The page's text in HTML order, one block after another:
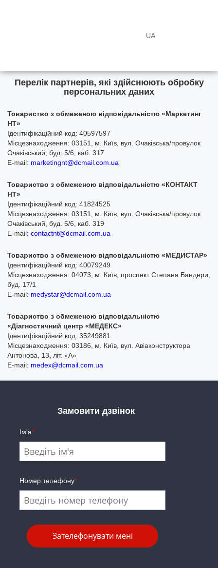
UA
Перелік партнерів, які здійснюють обробку
персональних даних
Товариство з обмеженою відповідальністю «Маркетинг
НТ»
Ідентифікаційний код: 40597597
Місцезнаходження: 03151, м. Київ, вул. Очаківська/провулок
Очаківський, буд. 5/6, каб. 317
E-mail: marketingnt@dcmail.com.ua
Товариство з обмеженою відповідальністю «КОНТАКТ
НТ»
Ідентифікаційний код: 41824525
Місцезнаходження: 03151, м. Київ, вул. Очаківська/провулок
Очаківський, буд. 5/6, каб. 319
E-mail: contactnt@dcmail.com.ua
Товариство з обмеженою відповідальністю «МЕДИСТАР»
Ідентифікаційний код: 40079249
Місцезнаходження: 04073, м. Київ, проспект Степана Бандери,
буд. 17/1
E-mail: medystar@dcmail.com.ua
Товариство з обмеженою відповідальністю
«Діагностичний центр «МЕДЕКС»
Ідентифікаційний код: 35249881
Місцезнаходження: 03186, м. Київ, вул. Авіаконструктора
Антонова, 13, літ. «А»
E-mail: medex@dcmail.com.ua
Замовити дзвінок
Ім'я*
Номер телефону*